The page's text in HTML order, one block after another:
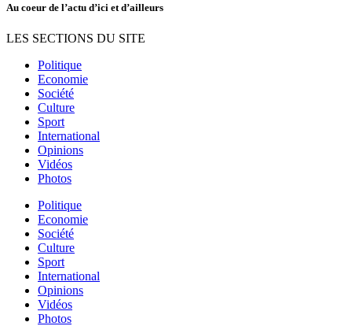
Au coeur de l’actu d’ici et d’ailleurs
LES SECTIONS DU SITE
Politique
Economie
Société
Culture
Sport
International
Opinions
Vidéos
Photos
Politique
Economie
Société
Culture
Sport
International
Opinions
Vidéos
Photos